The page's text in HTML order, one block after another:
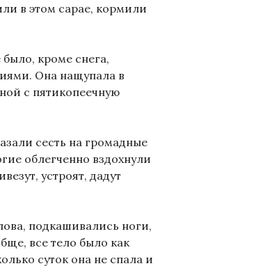
в этом сарае, кормили
было, кроме снега,
Она нащупала в
с пятикопеечную
сесть на громадные
облегченно вздохнули
устроят, дадут
подкашивались ноги,
все тело было как
суток она не спала и